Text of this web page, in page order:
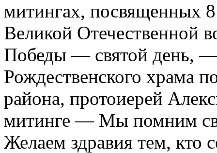
митингах, посвященных
Великой Отечественной
Победы — святой день, —
Рождественского храма
района, протоиерей
митинге — Мы помним
Желаем здравия тем, кто